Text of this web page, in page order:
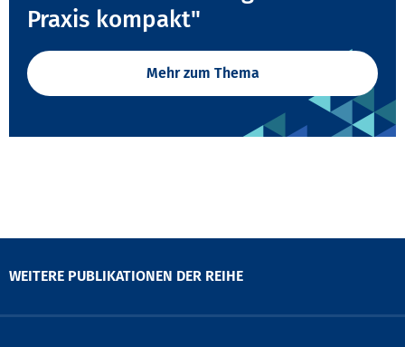
Praxis kompakt"
Mehr zum Thema
WEITERE PUBLIKATIONEN DER REIHE